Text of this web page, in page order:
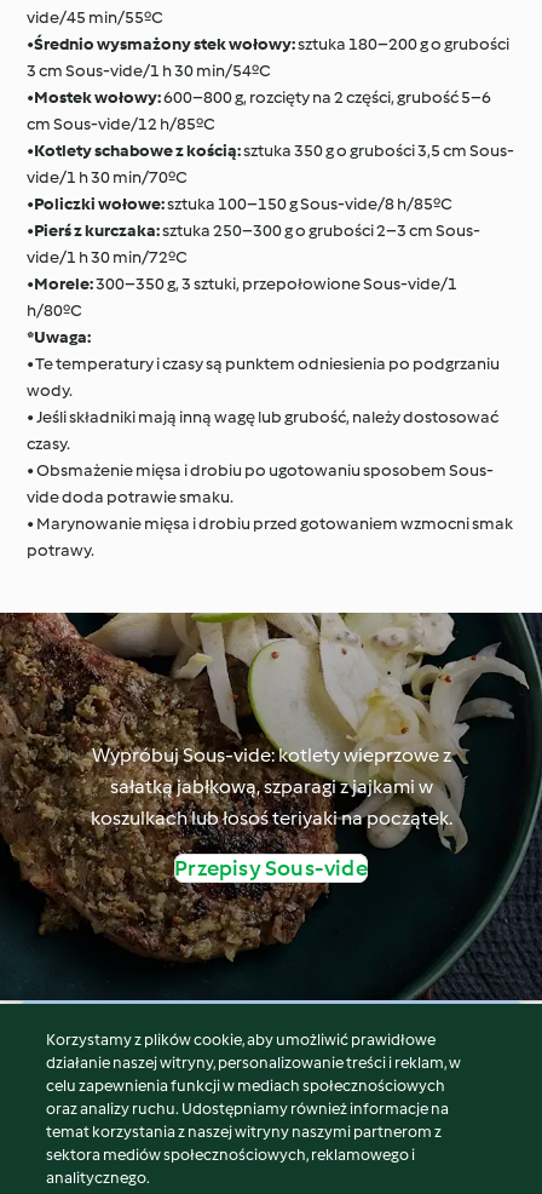
vide/45 min/55ºC
•Średnio wysmażony stek wołowy:sztuka 180–200 g o grubości
3 cm Sous-vide/1 h 30 min/54ºC
•Mostek wołowy:600–800 g, rozcięty na 2 części, grubość 5–6
cm Sous-vide/12 h/85ºC
•Kotlety schabowe z kością:sztuka 350 g o grubości 3,5 cm Sous-
vide/1 h 30 min/70ºC
•Policzki wołowe:sztuka 100–150 g Sous-vide/8 h/85ºC
•Pierś z kurczaka:sztuka 250–300 g o grubości 2–3 cm Sous-
vide/1 h 30 min/72ºC
•Morele:300–350 g, 3 sztuki, przepołowione Sous-vide/1
h/80ºC
*Uwaga:
• Te temperatury i czasy są punktem odniesienia po podgrzaniu
wody.
• Jeśli składniki mają inną wagę lub grubość, należy dostosować
czasy.
• Obsmażenie mięsa i drobiu po ugotowaniu sposobem Sous-
vide doda potrawie smaku.
• Marynowanie mięsa i drobiu przed gotowaniem wzmocni smak
potrawy.
Wypróbuj Sous-vide: kotlety wieprzowe z
sałatką jabłkową, szparagi z jajkami w
koszulkach lub łosoś teriyaki na początek.
Przepisy Sous-vide
© Copyright 2026
Warunki korzystania
Polityka prywatności
Disclaimer
Znak wydawcy
Korzystamy z plików cookie, aby umożliwić prawidłowe
działanie naszej witryny, personalizowanie treści i reklam, w
celu zapewnienia funkcji w mediach społecznościowych
oraz analizy ruchu. Udostępniamy również informacje na
temat korzystania z naszej witryny naszymi partnerom z
sektora mediów społecznościowych, reklamowego i
analitycznego.